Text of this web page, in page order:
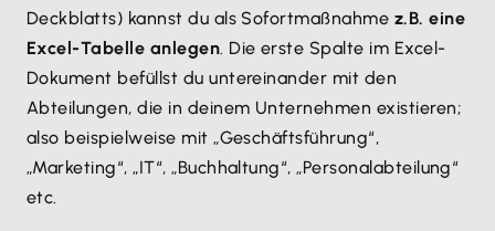
Deckblatts) kannst du als Sofortmaßnahme z.B. eine
Excel-Tabelle anlegen. Die erste Spalte im Excel-
Dokument befüllst du untereinander mit den
Abteilungen, die in deinem Unternehmen existieren;
also beispielweise mit „Geschäftsführung“,
„Marketing“, „IT“, „Buchhaltung“, „Personalabteilung“
etc.